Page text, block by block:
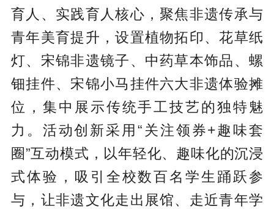
育人、实践育人核心，聚焦非遗传承与
青年美育提升，设置植物拓印、花草纸
灯、宋锦非遗镜子、中药草本饰品、螺
钿挂件、宋锦小马挂件六大非遗体验摊
位，集中展示传统手工技艺的独特魅
力。活动创新采用“关注领券+趣味套
圈”互动模式，以年轻化、趣味化的沉浸
式体验，吸引全校数百名学生踊跃参
与，让非遗文化走出展馆、走近青年学